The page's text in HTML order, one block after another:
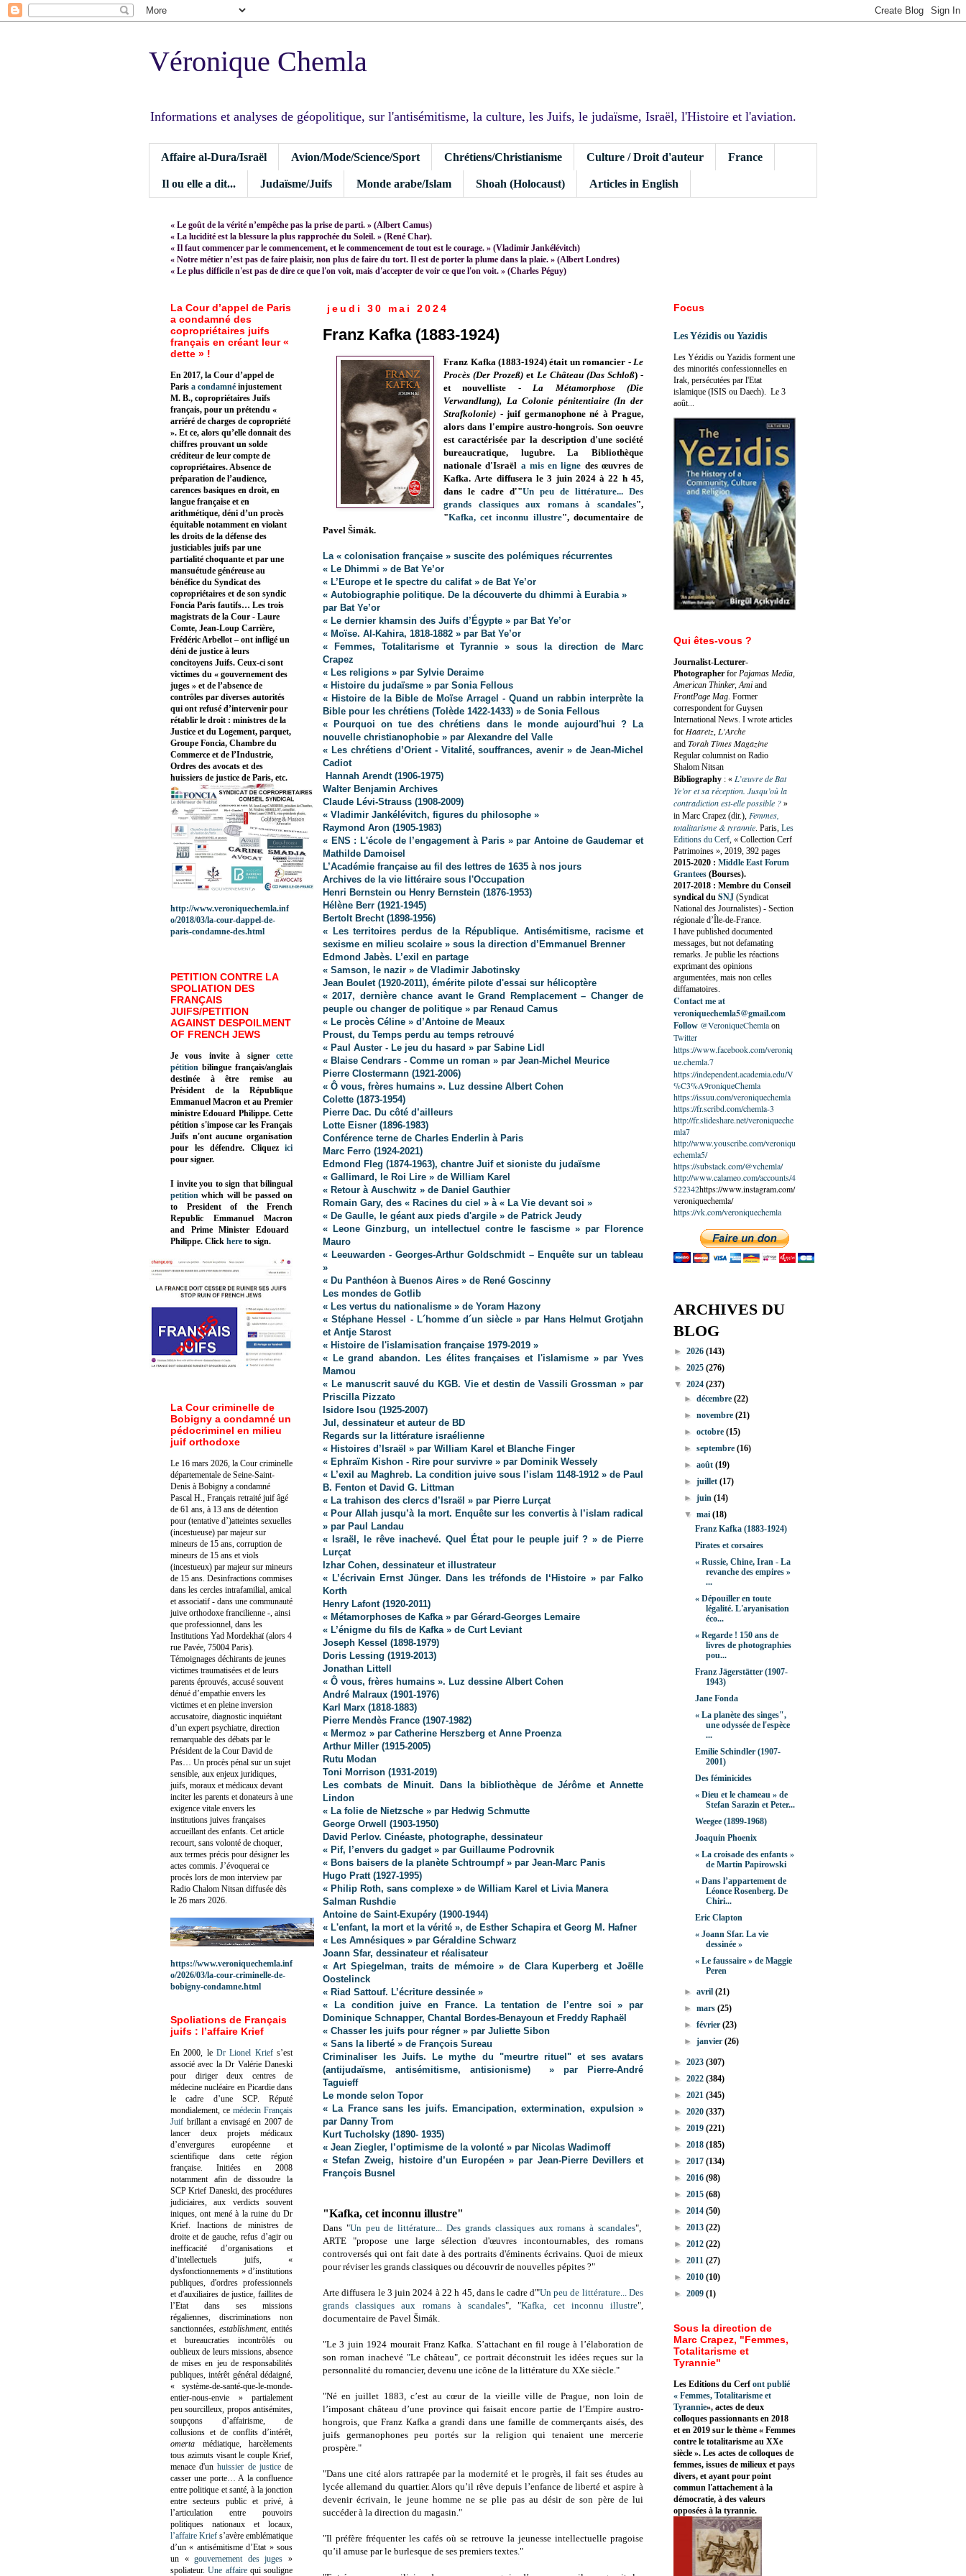
Véronique Chemla
Informations et analyses de géopolitique, sur l'antisémitisme, la culture, les Juifs, le judaïsme, Israël, l'Histoire et l'aviation.
Affaire al-Dura/Israël Avion/Mode/Science/Sport Chrétiens/Christianisme Culture / Droit d'auteur France
Il ou elle a dit... Judaïsme/Juifs Monde arabe/Islam Shoah (Holocaust) Articles in English
« Le goût de la vérité n’empêche pas la prise de parti. » (Albert Camus)
« La lucidité est la blessure la plus rapprochée du Soleil. » (René Char).
« Il faut commencer par le commencement, et le commencement de tout est le courage. » (Vladimir Jankélévitch)
« Notre métier n’est pas de faire plaisir, non plus de faire du tort. Il est de porter la plume dans la plaie. » (Albert Londres)
« Le plus difficile n'est pas de dire ce que l'on voit, mais d'accepter de voir ce que l'on voit. » (Charles Péguy)
jeudi 30 mai 2024
Franz Kafka (1883-1924)
Franz Kafka (1883-1924) était un romancier -Le
Procès (Der Prozeß) et Le Château (Das Schloß) -
et nouvelliste -La Métamorphose (Die
Verwandlung), La Colonie pénitentiaire (In der
Strafkolonie) -juif germanophone né à Prague,
alors dans l'empire austro-hongrois. Son oeuvre
est caractérisée par la description d'une société
bureaucratique, lugubre.La Bibliothèque
nationale d'Israël a mis en ligne des œuvres de
Kafka.Arte diffusera le 3 juin 2024 à 22 h 45,
dans le cadre d'"Un peu de littérature... Des
grands classiques aux romans à scandales",
"Kafka, cet inconnu illustre", documentaire de
Pavel Šimák.
La « colonisation française » suscite des polémiques récurrentes
« Le Dhimmi » de Bat Ye’or
« L’Europe et le spectre du califat » de Bat Ye’or
« Autobiographie politique. De la découverte du dhimmi à Eurabia »
par Bat Ye’or
« Le dernier khamsin des Juifs d’Égypte » par Bat Ye’or
« Moïse. Al-Kahira, 1818-1882 » par Bat Ye’or
« Femmes, Totalitarisme et Tyrannie » sous la direction de Marc
Crapez
« Les religions » par Sylvie Deraime
« Histoire du judaïsme » par Sonia Fellous
« Histoire de la Bible de Moïse Arragel - Quand un rabbin interprète la
Bible pour les chrétiens (Tolède 1422-1433) » de Sonia Fellous
« Pourquoi on tue des chrétiens dans le monde aujourd'hui ? La
nouvelle christianophobie » par Alexandre del Valle
« Les chrétiens d’Orient - Vitalité, souffrances, avenir » de Jean-Michel
Cadiot
Hannah Arendt (1906-1975)
Walter Benjamin Archives
Claude Lévi-Strauss (1908-2009)
« Vladimir Jankélévitch, figures du philosophe »
Raymond Aron (1905-1983)
« ENS : L'école de l’engagement à Paris » par Antoine de Gaudemar et
Mathilde Damoisel
L’Académie française au fil des lettres de 1635 à nos jours
Archives de la vie littéraire sous l'Occupation
Henri Bernstein ou Henry Bernstein (1876-1953)
Hélène Berr (1921-1945)
Bertolt Brecht (1898-1956)
« Les territoires perdus de la République. Antisémitisme, racisme et
sexisme en milieu scolaire » sous la direction d’Emmanuel Brenner
Edmond Jabès. L’exil en partage
« Samson, le nazir » de Vladimir Jabotinsky
Jean Boulet (1920-2011), émérite pilote d'essai sur hélicoptère
« 2017, dernière chance avant le Grand Remplacement – Changer de
peuple ou changer de politique » par Renaud Camus
« Le procès Céline » d’Antoine de Meaux
Proust, du Temps perdu au temps retrouvé
« Paul Auster - Le jeu du hasard » par Sabine Lidl
« Blaise Cendrars - Comme un roman » par Jean-Michel Meurice
Pierre Clostermann (1921-2006)
« Ô vous, frères humains ». Luz dessine Albert Cohen
Colette (1873-1954)
Pierre Dac. Du côté d’ailleurs
Lotte Eisner (1896-1983)
Conférence terne de Charles Enderlin à Paris
Marc Ferro (1924-2021)
Edmond Fleg (1874-1963), chantre Juif et sioniste du judaïsme
« Gallimard, le Roi Lire » de William Karel
« Retour à Auschwitz » de Daniel Gauthier
Romain Gary, des « Racines du ciel » à « La Vie devant soi »
« De Gaulle, le géant aux pieds d'argile » de Patrick Jeudy
« Leone Ginzburg, un intellectuel contre le fascisme » par Florence
Mauro
« Leeuwarden - Georges-Arthur Goldschmidt – Enquête sur un tableau
»
« Du Panthéon à Buenos Aires » de René Goscinny
Les mondes de Gotlib
« Les vertus du nationalisme » de Yoram Hazony
« Stéphane Hessel - L´homme d´un siècle » par Hans Helmut Grotjahn
et Antje Starost
« Histoire de l'islamisation française 1979-2019 »
« Le grand abandon. Les élites françaises et l'islamisme » par Yves
Mamou
« Le manuscrit sauvé du KGB. Vie et destin de Vassili Grossman » par
Priscilla Pizzato
Isidore Isou (1925-2007)
Jul, dessinateur et auteur de BD
Regards sur la littérature israélienne
« Histoires d’Israël » par William Karel et Blanche Finger
« Ephraïm Kishon - Rire pour survivre » par Dominik Wessely
« L’exil au Maghreb. La condition juive sous l’islam 1148-1912 » de Paul
B. Fenton et David G. Littman
« La trahison des clercs d’Israël » par Pierre Lurçat
« Pour Allah jusqu’à la mort. Enquête sur les convertis à l’islam radical
» par Paul Landau
« Israël, le rêve inachevé. Quel État pour le peuple juif ? » de Pierre
Lurçat
Izhar Cohen, dessinateur et illustrateur
« L’écrivain Ernst Jünger. Dans les tréfonds de l‘Histoire » par Falko
Korth
Henry Lafont (1920-2011)
« Métamorphoses de Kafka » par Gérard-Georges Lemaire
« L’énigme du fils de Kafka » de Curt Leviant
Joseph Kessel (1898-1979)
Doris Lessing (1919-2013)
Jonathan Littell
« Ô vous, frères humains ». Luz dessine Albert Cohen
André Malraux (1901-1976)
Karl Marx (1818-1883)
Pierre Mendès France (1907-1982)
« Mermoz » par Catherine Herszberg et Anne Proenza
Arthur Miller (1915-2005)
Rutu Modan
Toni Morrison (1931-2019)
Les combats de Minuit. Dans la bibliothèque de Jérôme et Annette
Lindon
« La folie de Nietzsche » par Hedwig Schmutte
George Orwell (1903-1950)
David Perlov. Cinéaste, photographe, dessinateur
« Pif, l’envers du gadget » par Guillaume Podrovnik
« Bons baisers de la planète Schtroumpf » par Jean-Marc Panis
Hugo Pratt (1927-1995)
« Philip Roth, sans complexe » de William Karel et Livia Manera
Salman Rushdie
Antoine de Saint-Exupéry (1900-1944)
« L'enfant, la mort et la vérité », de Esther Schapira et Georg M. Hafner
« Les Amnésiques » par Géraldine Schwarz
Joann Sfar, dessinateur et réalisateur
« Art Spiegelman, traits de mémoire » de Clara Kuperberg et Joëlle
Oostelinck
« Riad Sattouf. L’écriture dessinée »
« La condition juive en France. La tentation de l’entre soi » par
Dominique Schnapper, Chantal Bordes-Benayoun et Freddy Raphaël
« Chasser les juifs pour régner » par Juliette Sibon
« Sans la liberté » de François Sureau
Criminaliser les Juifs. Le mythe du "meurtre rituel" et ses avatars
(antijudaïsme, antisémitisme, antisionisme) » par Pierre-André
Taguieff
Le monde selon Topor
« La France sans les juifs. Emancipation, extermination, expulsion »
par Danny Trom
Kurt Tucholsky (1890- 1935)
« Jean Ziegler, l’optimisme de la volonté » par Nicolas Wadimoff
« Stefan Zweig, histoire d’un Européen » par Jean-Pierre Devillers et
François Busnel
"Kafka, cet inconnu illustre"
Dans "Un peu de littérature... Des grands classiques aux romans à scandales",
ARTE "propose une large sélection d'œuvres incontournables, des romans
controversés qui ont fait date à des portraits d'éminents écrivains. Quoi de mieux
pour réviser les grands classiques ou découvrir de nouvelles pépites ?"
Arte diffusera le 3 juin 2024 à 22 h 45, dans le cadre d'"Un peu de littérature... Des
grands classiques aux romans à scandales", "Kafka, cet inconnu illustre",
documentaire de Pavel Šimák.
"Le 3 juin 1924 mourait Franz Kafka. S’attachant en fil rouge à l’élaboration de
son roman inachevé "Le château", ce portrait déconstruit les idées reçues sur la
personnalité du romancier, devenu une icône de la littérature du XXe siècle."
"Né en juillet 1883, c’est au cœur de la vieille ville de Prague, non loin de
l’imposant château d’une province qui faisait encore partie de l’Empire austro-
hongrois, que Franz Kafka a grandi dans une famille de commerçants aisés, des
juifs germanophones peu portés sur la religion qui tenaient une mercerie
prospère."
"Dans une cité alors rattrapée par la modernité et le progrès, il fait ses études au
lycée allemand du quartier. Alors qu’il rêve depuis l’enfance de liberté et aspire à
devenir écrivain, le jeune homme ne se plie pas au désir de son père de lui
succéder à la direction du magasin."
"Il préfère fréquenter les cafés où se retrouve la jeunesse intellectuelle pragoise
qu’il amuse par le burlesque de ses premiers textes."
La Cour d’appel de Paris
a condamné des
copropriétaires juifs
français en créant leur «
dette » !
En 2017, la Cour d’appel de
Paris a condamné injustement
M. B., copropriétaires Juifs
français, pour un prétendu «
arriéré de charges de copropriété
». Et ce, alors qu’elle donnait des
chiffres prouvant un solde
créditeur de leur compte de
copropriétaires. Absence de
préparation de l’audience,
carences basiques en droit, en
langue française et en
arithmétique, déni d’un procès
équitable notamment en violant
les droits de la défense des
justiciables juifs par une
partialité choquante et par une
mansuétude généreuse au
bénéfice du Syndicat des
copropriétaires et de son syndic
Foncia Paris fautifs… Les trois
magistrats de la Cour - Laure
Comte, Jean-Loup Carrière,
Frédéric Arbellot – ont infligé un
déni de justice à leurs
concitoyens Juifs. Ceux-ci sont
victimes du « gouvernement des
juges » et de l’absence de
contrôles par diverses autorités
qui ont refusé d’intervenir pour
rétablir le droit : ministres de la
Justice et du Logement, parquet,
Groupe Foncia, Chambre du
Commerce et de l’Industrie,
Ordres des avocats et des
huissiers de justice de Paris, etc.
http://www.veroniquechemla.inf
o/2018/03/la-cour-dappel-de-
paris-condamne-des.html
PETITION CONTRE LA
SPOLIATION DES
FRANÇAIS
JUIFS/PETITION
AGAINST DESPOILMENT
OF FRENCH JEWS
Je vous invite à signer cette
pétition bilingue français/anglais
destinée à être remise au
Président de la République
Emmanuel Macron et au Premier
ministre Edouard Philippe. Cette
pétition s'impose car les Français
Juifs n'ont aucune organisation
pour les défendre. Cliquez
ici
pour signer.
I invite you to sign that bilingual
petition which will be passed on
to President of the French
Republic Emmanuel Macron
and Prime Minister Edouard
Philippe. Click here to sign.
La Cour criminelle de
Bobigny a condamné un
pédocriminel en milieu
juif orthodoxe
Le 16 mars 2026, la Cour criminelle
départementale de Seine-Saint-
Denis à Bobigny a condamné
Pascal H., Français retraité juif âgé
de 61 ans, à 13 ans de détention
pour (tentative d’)atteintes sexuelles
(incestueuse) par majeur sur
mineurs de 15 ans, corruption de
mineurs de 15 ans et viols
(incestueux) par majeur sur mineurs
de 15 ans. Desinfractions commises
dans les cercles intrafamilial, amical
et associatif - dans une communauté
juive orthodoxe francilienne -, ainsi
que professionnel, dans les
Institutions Yad Mordekhaï (alors 4
rue Pavée, 75004 Paris).
Témoignages déchirants de jeunes
victimes traumatisées et de leurs
parents éprouvés, accusé souvent
dénué d’empathie envers les
victimes et en pleine inversion
accusatoire, diagnostic inquiétant
d’un expert psychiatre, direction
remarquable des débats par le
Président de la Cour David de
Pas… Un procès pénal sur un sujet
sensible, aux enjeux juridiques,
juifs, moraux et médicaux devant
inciter les parents et donateurs à une
exigence vitale envers les
institutions juives françaises
accueillant des enfants. Cet article
recourt, sans volonté de choquer,
aux termes précis pour désigner les
actes commis. J’évoquerai ce
procès lors de mon interview par
Radio Chalom Nitsan diffusée dès
le 26 mars 2026.
https://www.veroniquechemla.inf
o/2026/03/la-cour-criminelle-de-
bobigny-condamne.html
Spoliations de Français
juifs : l’affaire Krief
En 2000, le Dr Lionel Kriefs’est
associé avec la Dr Valérie Daneski
pour diriger deux centres de
médecine nucléaire en Picardie dans
le cadre d’une SCP. Réputé
mondialement, ce médecin Français
Juif brillant a envisagé en 2007 de
lancer deux projets médicaux
d’envergures européenne et
scientifique dans cette région
française. Initiées en 2008
notamment afin de dissoudre la
SCP Krief Daneski, des procédures
judiciaires, aux verdicts souvent
iniques, ont mené à la ruine du Dr
Krief. Inactions de ministres de
droite et de gauche, refus d’agir ou
inefficacité d’organisations et
d’intellectuels juifs, «
dysfonctionnements » d’institutions
publiques, d'ordres professionnels
et d'auxiliaires de justice, faillites de
l’Etat dans ses missions
régaliennes, discriminations non
sanctionnées, establishment, entités
et bureaucraties incontrôlés ou
oublieux de leurs missions, absence
de mises en jeu de responsabilités
publiques, intérêt général dédaigné,
« système-de-santé-que-le-monde-
entier-nous-envie » partialement
peu sourcilleux, propos antisémites,
soupçons d’affairisme, de
collusions et de conflits d’intérêt,
omerta médiatique, harcèlements
tous azimuts visant le couple Krief,
menace d'unhuissier de justicede
casser une porte… A la confluence
entre politique et santé, à la jonction
entre secteurs public et privé, à
l’articulation entre pouvoirs
politiques nationaux et locaux,
l’affaire Krief s’avère emblématique
d’un « antisémitisme d’Etat » sous
un «gouvernement des juges »
spoliateur.Une affairequi souligne
Focus
Les Yézidis ou Yazidis
Les Yézidis ou Yazidis forment une
des minorités confessionnelles en
Irak, persécutées par l'Etat
islamique (ISIS ou Daech). Le 3
août...
Qui êtes-vous ?
Journalist-Lecturer-
Photographer for Pajamas Media,
American Thinker, Ami and
FrontPage Mag. Former
correspondent for Guysen
International News. I wrote articles
for Haaretz, L'Arche
and Torah Times Magazine
Regular columnist on Radio
Shalom Nitsan
Bibliography : « L’œuvre de Bat
Ye’or et sa réception. Jusqu’où la
contradiction est-elle possible ? »
in Marc Crapez (dir.), Femmes,
totalitarisme & tyrannie. Paris, Les
Editions du Cerf, « Collection Cerf
Patrimoines », 2019, 392 pages
2015-2020 : Middle East Forum
Grantees (Bourses).
2017-2018 : Membre du Conseil
syndical du SNJ (Syndicat
National des Journalistes) - Section
régionale d’Île-de-France.
I have published documented
messages, but not defamating
remarks. Je publie les réactions
exprimant des opinions
argumentées, mais non celles
diffamatoires.
Contact me at
veroniquechemla5@gmail.com
Follow @VeroniqueChemlaon
Twitter
https://www.facebook.com/veroniq
ue.chemla.7
https://independent.academia.edu/V
%C3%A9roniqueChemla
https://issuu.com/veroniquechemla
https://fr.scribd.com/chemla-3
http://fr.slideshare.net/veroniqueche
mla7
http://www.youscribe.com/veroniqu
echemla5/
https://substack.com/@vchemla/
http://www.calameo.com/accounts/4
522342https://www.instagram.com/
veroniquechemla/
https://vk.com/veroniquechemla
ARCHIVES DU
BLOG
► 2026 (143)
► 2025 (276)
▼ 2024 (237)
►décembre(22)
►novembre(21)
►octobre(15)
►septembre(16)
►août(19)
►juillet(17)
►juin(14)
▼mai(18)
Franz Kafka (1883-1924)
Pirates et corsaires
« Russie, Chine, Iran - La
revanche des empires »
...
« Dépouiller en toute
légalité. L'aryanisation
éco...
« Regarde ! 150 ans de
livres de photographies
pou...
Franz Jägerstätter (1907-
1943)
Jane Fonda
« La planète des singes",
une odyssée de l'espèce
...
Emilie Schindler (1907-
2001)
Des féminicides
« Dieu et le chameau » de
Stefan Sarazin et Peter...
Weegee (1899-1968)
Joaquin Phoenix
« La croisade des enfants »
de Martin Papirowski
« Dans l’appartement de
Léonce Rosenberg. De
Chiri...
Eric Clapton
« Joann Sfar. La vie
dessinée »
« Le faussaire » de Maggie
Peren
►avril(21)
►mars(25)
►février(23)
►janvier(26)
► 2023 (307)
► 2022 (384)
► 2021 (345)
► 2020 (337)
► 2019 (221)
► 2018 (185)
► 2017 (134)
► 2016 (98)
► 2015 (68)
► 2014 (50)
► 2013 (22)
► 2012 (22)
► 2011 (27)
► 2010 (10)
► 2009 (1)
Sous la direction de
Marc Crapez, "Femmes,
Totalitarisme et
Tyrannie"
Les Editions du Cerfont publié
« Femmes, Totalitarisme et
Tyrannie», actes de deux
colloques passionnants en 2018
et en 2019 sur le thème « Femmes
contre le totalitarisme au XXe
siècle ». Les actes de colloques de
femmes, issues de milieux et pays
divers, et ayant pour point
commun l'attachement à la
démocratie, à des valeurs
opposées à la tyrannie.